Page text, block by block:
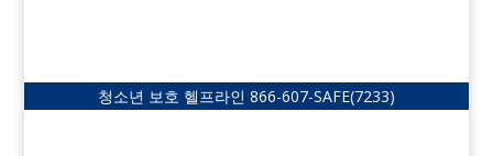
청소년 보호 헬프라인 866-607-SAFE(7233)